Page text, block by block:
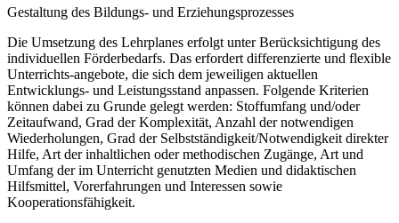
Gestaltung des Bildungs- und Erziehungsprozesses
Die Umsetzung des Lehrplanes erfolgt unter Berücksichtigung des
individuellen Förderbedarfs. Das erfordert differenzierte und flexible
Unterrichts-angebote, die sich dem jeweiligen aktuellen
Entwicklungs- und Leistungsstand anpassen. Folgende Kriterien
können dabei zu Grunde gelegt werden: Stoffumfang und/oder
Zeitaufwand, Grad der Komplexität, Anzahl der notwendigen
Wiederholungen, Grad der Selbstständigkeit/Notwendigkeit direkter
Hilfe, Art der inhaltlichen oder methodischen Zugänge, Art und
Umfang der im Unterricht genutzten Medien und didaktischen
Hilfsmittel, Vorerfahrungen und Interessen sowie
Kooperationsfähigkeit.